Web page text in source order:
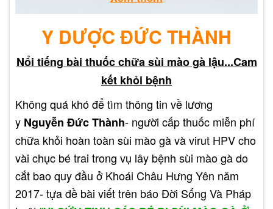
Sự phổ biến của sùi mào gà
Y DƯỢC ĐỨC THÀNH
Nổi tiếng bài thuốc chữa sùi mào gà lậu...Cam
kết khỏi bệnh
Không quá khó để tìm thông tin về lương
y Nguyễn Đức Thành- người cấp thuốc miễn phí
chữa khỏi hoàn toàn sùi mào gà và virut HPV cho
vài chục bé trai trong vụ lây bệnh sùi mào gà do
cắt bao quy đầu ở Khoái Châu Hưng Yên năm
2017- tựa đề bài viết trên báo Đời Sống Và Pháp